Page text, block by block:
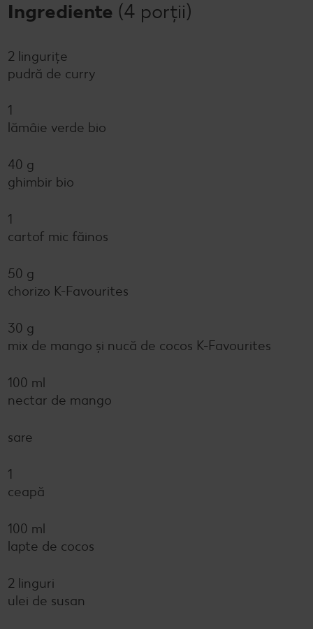
Ingrediente (4 porții)
2 lingurițe
pudră de curry
1
lămâie verde bio
40 g
ghimbir bio
1
cartof mic făinos
50 g
chorizo K-Favourites
30 g
mix de mango și nucă de cocos K-Favourites
100 ml
nectar de mango
sare
1
ceapă
100 ml
lapte de cocos
2 linguri
ulei de susan